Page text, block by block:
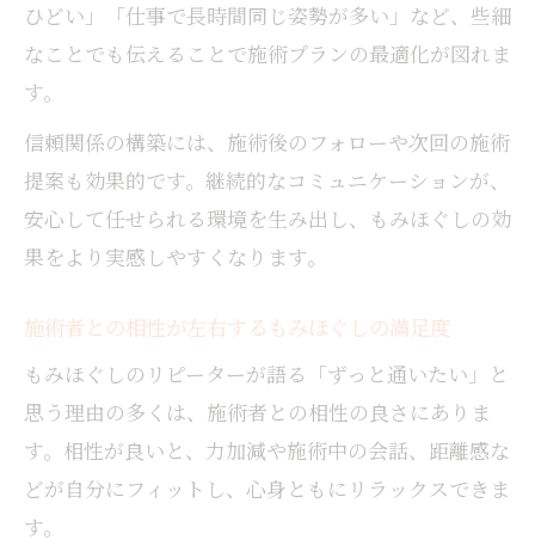
ひどい」「仕事で長時間同じ姿勢が多い」など、些細
なことでも伝えることで施術プランの最適化が図れま
す。
信頼関係の構築には、施術後のフォローや次回の施術
提案も効果的です。継続的なコミュニケーションが、
安心して任せられる環境を生み出し、もみほぐしの効
果をより実感しやすくなります。
施術者との相性が左右するもみほぐしの満足度
もみほぐしのリピーターが語る「ずっと通いたい」と
思う理由の多くは、施術者との相性の良さにありま
す。相性が良いと、力加減や施術中の会話、距離感な
どが自分にフィットし、心身ともにリラックスできま
す。